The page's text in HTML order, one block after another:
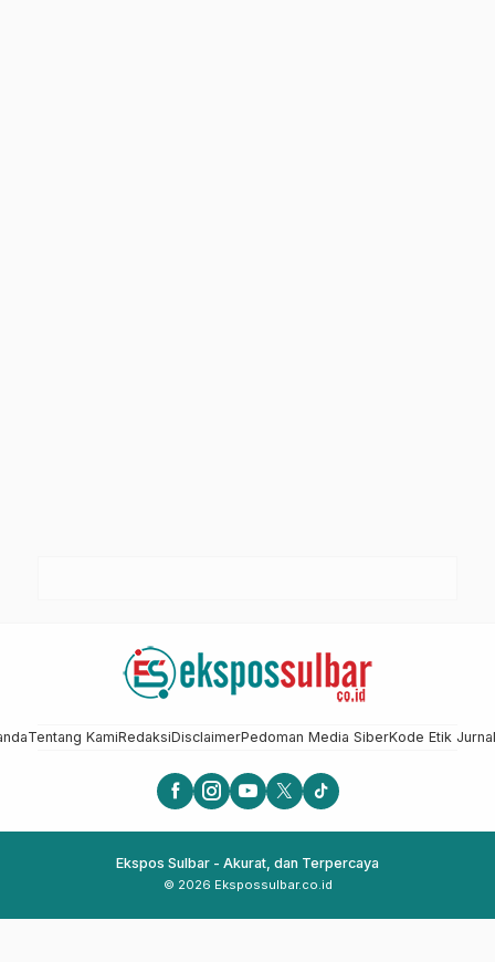
Tentang KamiRedaksiDisclaimerPedoman Media SiberKode Etik
Ekspos Sulbar - Akurat, dan Terpercaya
© 2026 Ekspossulbar.co.id